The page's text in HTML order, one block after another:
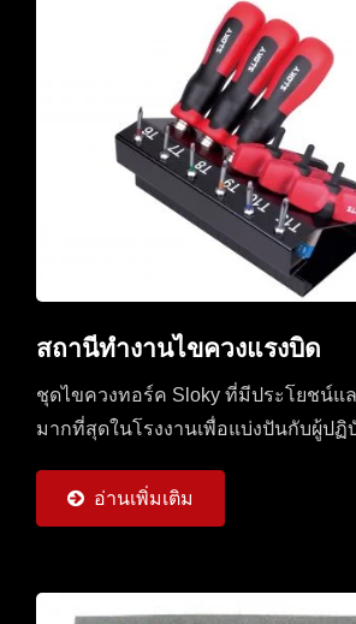
สถานีทำงานไขควงแรงบิด
ชุดไขควงทอร์ค Sloky ที่มีประโยชน์แ
มากที่สุดในโรงงานเพื่อแบ่งปันกับผู้ปฏิ
อ่านเพิ่มเติม